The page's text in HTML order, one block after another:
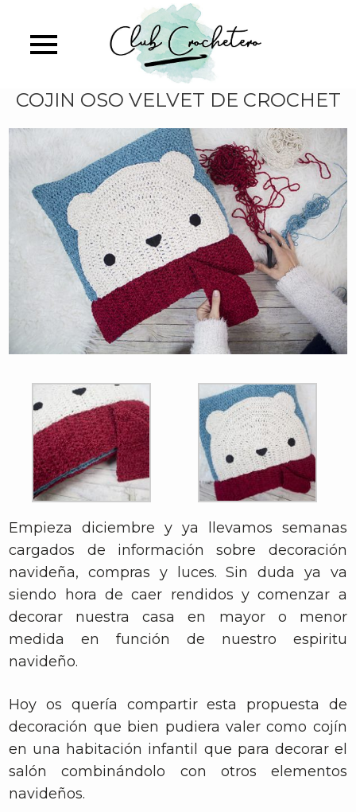
main
COJIN OSO VELVET DE CROCHET
Empieza diciembre y ya llevamos semanas
cargados de información sobre decoración
navideña, compras y luces. Sin duda ya va
siendo hora de caer rendidos y comenzar a
decorar nuestra casa en mayor o menor
medida en función de nuestro espiritu
navideño.
Hoy os quería compartir esta propuesta de
decoración que bien pudiera valer como cojín
en una habitación infantil que para decorar el
salón combinándolo con otros elementos
navideños.